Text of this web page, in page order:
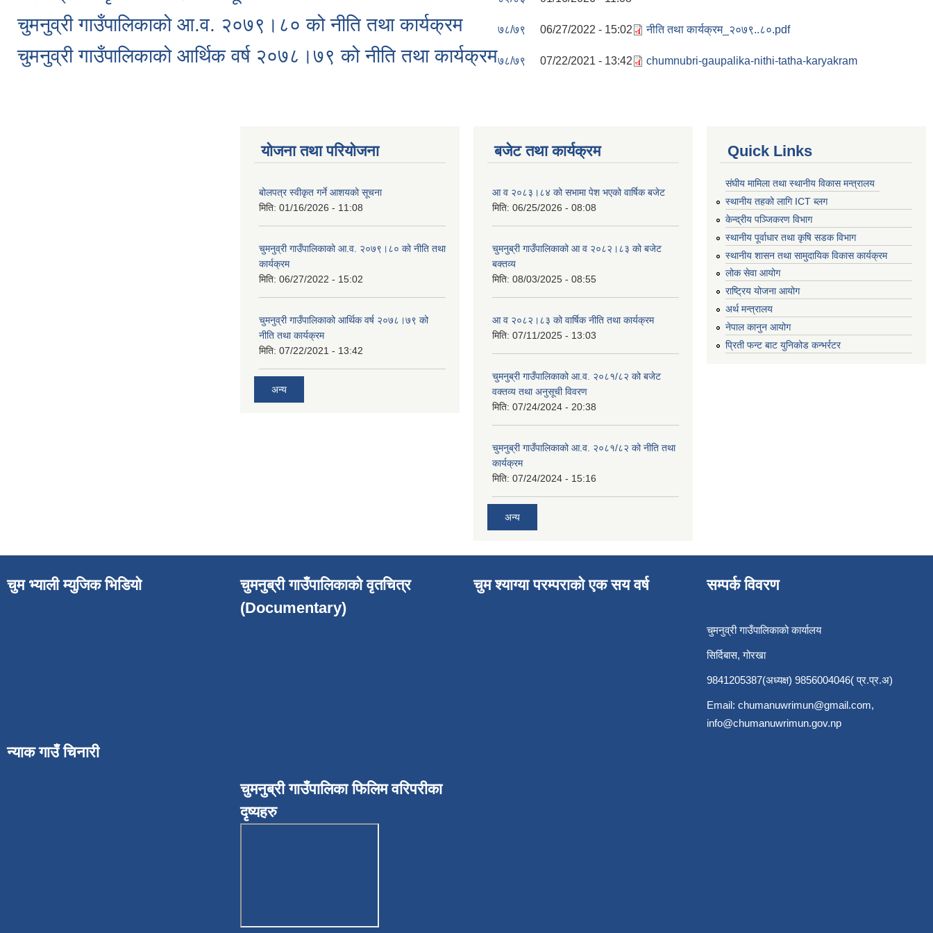
चुमनुव्री गाउँपालिकाको आ.व. २०७९।८० को नीति तथा कार्यक्रम ७८/७९ 06/27/2022 - 15:02 नीति तथा कार्यक्रम_२०७९..८०.pdf
चुमनुव्री गाउँपालिकाको आर्थिक वर्ष २०७८।७९ को नीति तथा कार्यक्रम७८/७९ 07/22/2021 - 13:42 chumnubri-gaupalika-nithi-tatha-karyakram
योजना तथा परियोजना
बोलपत्र स्वीकृत गर्ने आशयको सूचना
मिति: 01/16/2026 - 11:08
चुमनुव्री गाउँपालिकाको आ.व. २०७९।८० को नीति तथा
कार्यक्रम
मिति: 06/27/2022 - 15:02
चुमनुव्री गाउँपालिकाको आर्थिक वर्ष २०७८।७९ को
नीति तथा कार्यक्रम
मिति: 07/22/2021 - 13:42
अन्य
बजेट तथा कार्यक्रम
आ व २०८३।८४ को सभामा पेश भएको वार्षिक बजेट
मिति: 06/25/2026 - 08:08
चुमनुब्री गाउँपालिकाको आ व २०८२।८३ को बजेट
बक्तव्य
मिति: 08/03/2025 - 08:55
आ व २०८२।८३ को वार्षिक नीति तथा कार्यक्रम
मिति: 07/11/2025 - 13:03
चुमनुब्री गाउँपालिकाको आ.व. २०८१/८२ को बजेट
वक्तव्य तथा अनुसूची विवरण
मिति: 07/24/2024 - 20:38
चुमनुब्री गाउँपालिकाको आ.व. २०८१/८२ को नीति तथा
कार्यक्रम
मिति: 07/24/2024 - 15:16
अन्य
Quick Links
संघीय मामिला तथा स्थानीय विकास मन्त्रालय
स्थानीय तहको लागि ICT ब्लग
केन्द्रीय पञ्जिकरण विभाग
स्थानीय पूर्वाधार तथा कृषि सडक विभाग
स्थानीय शासन तथा सामुदायिक विकास कार्यक्रम
लोक सेवा आयोग
राष्ट्रिय योजना आयोग
अर्थ मन्त्रालय
नेपाल कानुन आयोग
प्रिती फन्ट बाट युनिकोड कन्भर्रटर
चुम भ्याली म्युजिक भिडियो
न्याक गाउँ चिनारी
चुमनुब्री गाउँपालिकाको वृतचित्र
(Documentary)
चुमनुब्री गाउँपालिका फिलिम वरिपरीका
दृष्यहरु
चुम श्याग्या परम्पराको एक सय वर्ष सम्पर्क विवरण
चुमनुव्री गाउँपालिकाको कार्यालय
सिर्दिबास, गोरखा
9841205387(अध्यक्ष) 9856004046( प्र.प्र.अ)
Email: chumanuwrimun@gmail.com,
info@chumanuwrimun.gov.np